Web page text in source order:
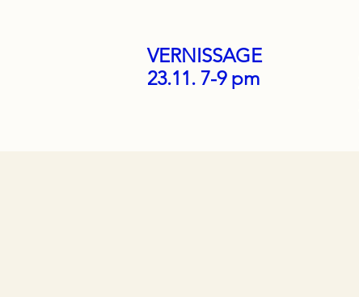
VERNISSAGE
23.11. 7-9 pm